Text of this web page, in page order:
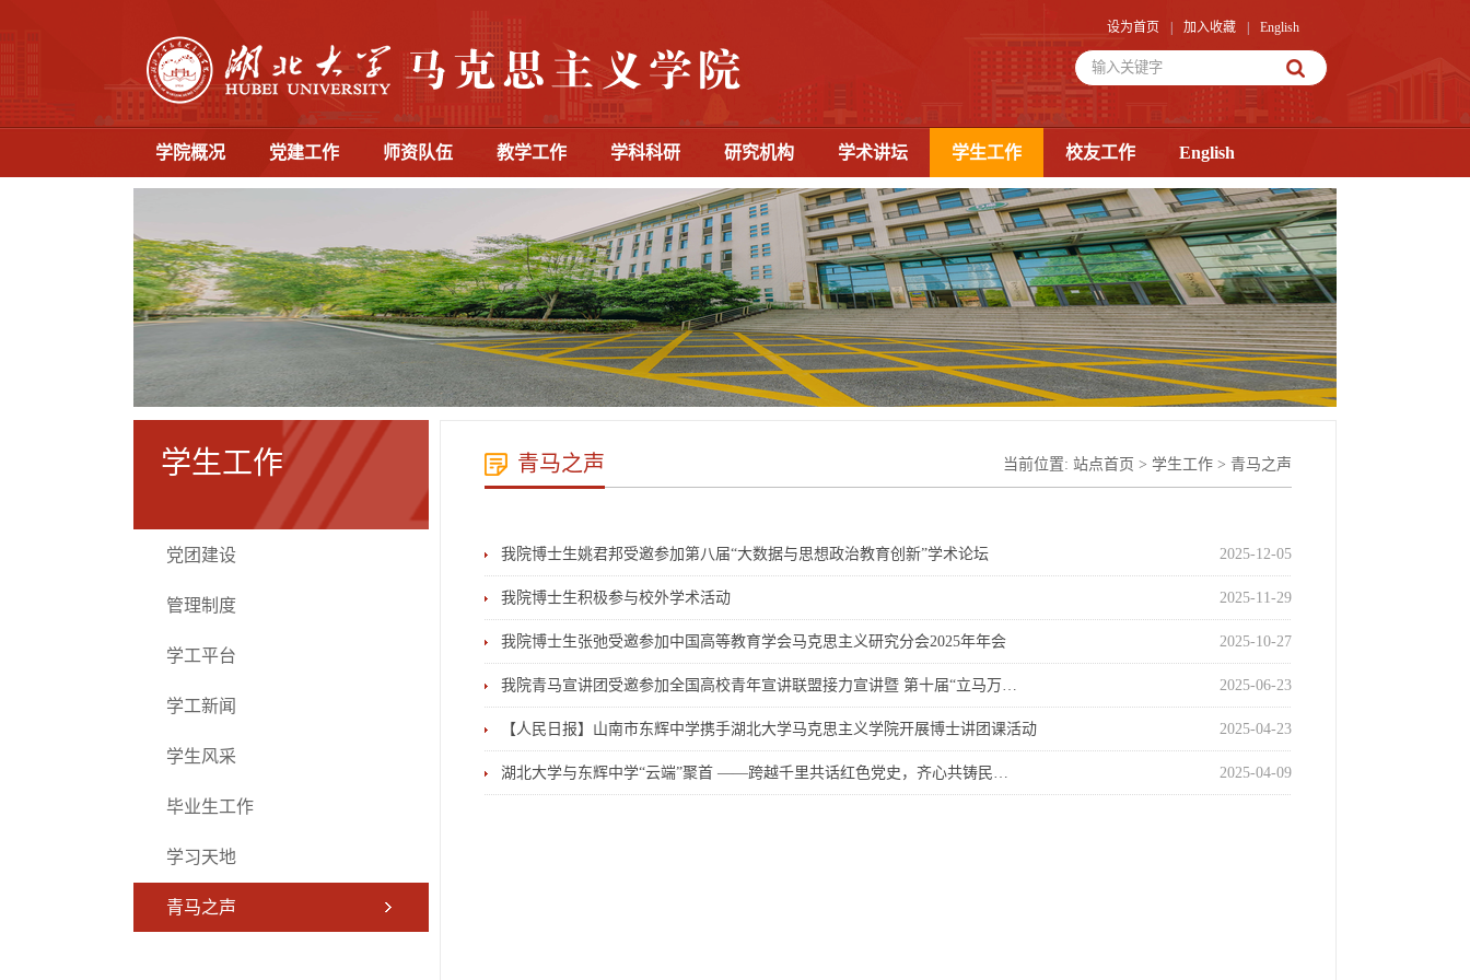
设为首页 加入收藏 English
学院概况 党建工作 师资队伍 教学工作 学科科研 研究机构 学术讲坛 学生工作 校友工作 English
学生工作
党团建设
管理制度
学工平台
学工新闻
学生风采
毕业生工作
学习天地
青马之声
青马之声 当前位置: 站点首页 > 学生工作 > 青马之声
我院博士生姚君邦受邀参加第八届“大数据与思想政治教育创新”学术论坛 2025-12-05
我院博士生积极参与校外学术活动 2025-11-29
我院博士生张弛受邀参加中国高等教育学会马克思主义研究分会2025年年会 2025-10-27
我院青马宣讲团受邀参加全国高校青年宣讲联盟接力宣讲暨 第十届“立马万… 2025-06-23
【人民日报】山南市东辉中学携手湖北大学马克思主义学院开展博士讲团课活动 2025-04-23
湖北大学与东辉中学“云端”聚首 ——跨越千里共话红色党史，齐心共铸民… 2025-04-09